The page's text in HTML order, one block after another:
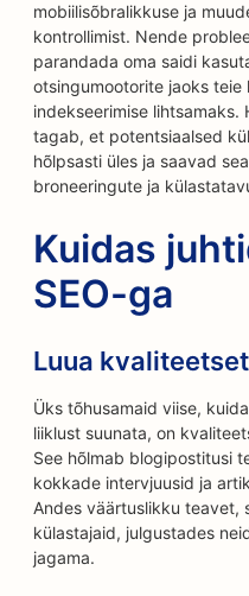
mobiilisõbralikkuse ja
kontrollimist. Nende
parandada oma saidi
otsingumootorite jaoks teie
indekseerimise
tagab, et potentsiaalsed
hõlpsasti üles ja saavad
broneeringute ja
Kuidas
SEO-ga
Luua
Üks tõhusamaid viise,
liiklust suunata, on
See hõlmab blogipostitusi
kokkade intervjuusid ja
Andes väärtuslikku teavet,
külastajaid, julgustades
jagama.